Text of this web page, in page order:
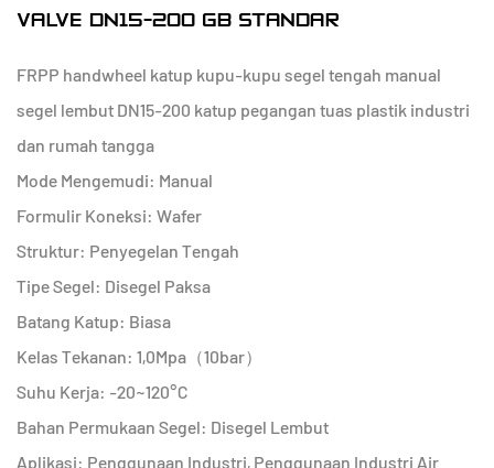
VALVE DN15-200 GB STANDAR
FRPP handwheel katup kupu-kupu segel tengah manual
segel lembut DN15-200 katup pegangan tuas plastik industri
dan rumah tangga
Mode Mengemudi: Manual
Formulir Koneksi: Wafer
Struktur: Penyegelan Tengah
Tipe Segel: Disegel Paksa
Batang Katup: Biasa
Kelas Tekanan: 1,0Mpa（10bar）
Suhu Kerja: -20~120°C
Bahan Permukaan Segel: Disegel Lembut
Aplikasi: Penggunaan Industri, Penggunaan Industri Air